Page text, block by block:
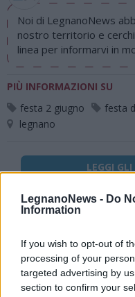
LegnanoNews - Do
Information
If you wish to opt-out of
processing of your
targeted advertising by
section to confirm your
Noi di LegnanoNews
nostro territorio e
linea per informarvi in
PIÙ INFORMAZIONI SU
festa 2 giugno
festa
legnano
LEGGI
Il